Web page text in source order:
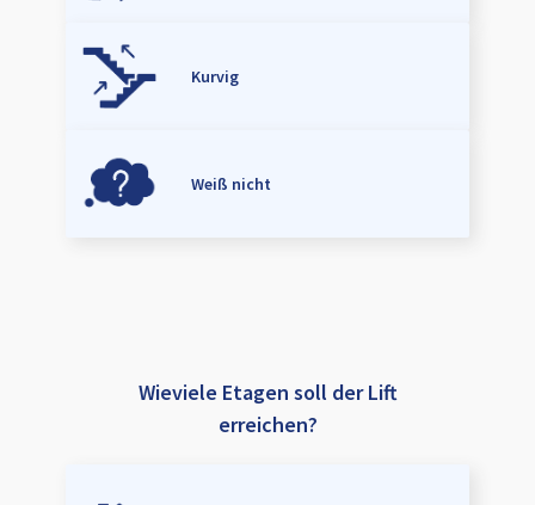
Kurvig
Weiß nicht
Wieviele Etagen soll der Lift
erreichen?